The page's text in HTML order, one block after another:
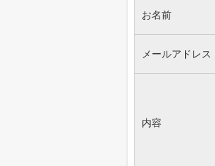
お名前
メールアドレス
内容